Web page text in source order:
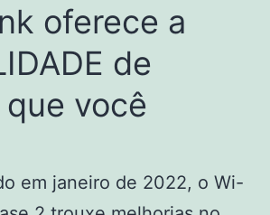
oferece a
de
você
em janeiro de 2022, o Wi-